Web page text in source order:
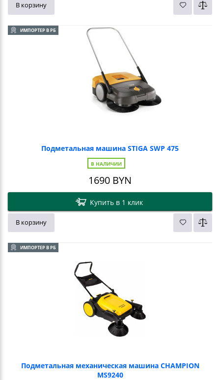
В корзину
ИМПОРТЕР В РБ
Подметальная машина STIGA SWP 475
В НАЛИЧИИ
1690 BYN
Купить в 1 клик
В корзину
ИМПОРТЕР В РБ
Подметальная механическая машина CHAMPION
MS9240